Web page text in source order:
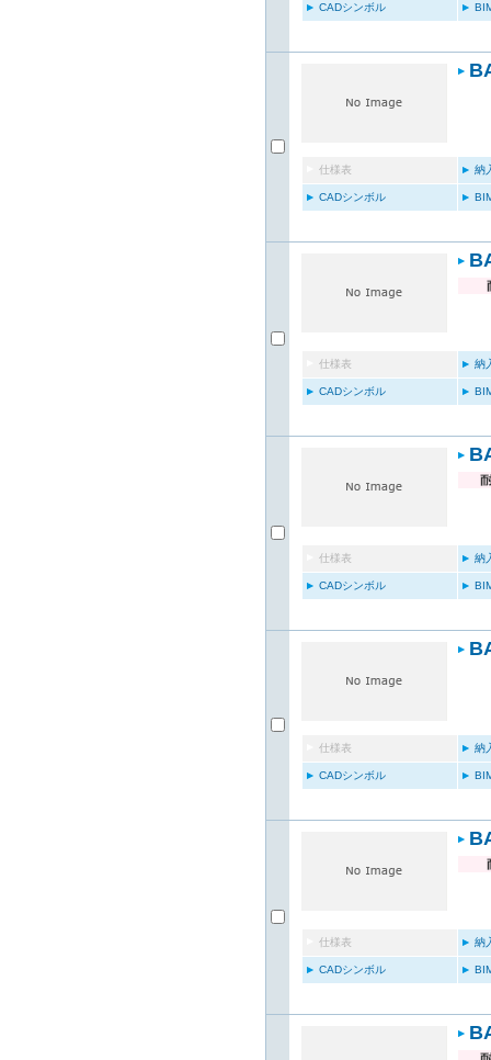
CADシンボル
仕様表 納
CADシンボル
仕様表 納
CADシンボル
仕様表 納
CADシンボル
仕様表 納
CADシンボル
仕様表 納
CADシンボル